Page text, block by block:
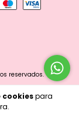
cookiespara
reservados.